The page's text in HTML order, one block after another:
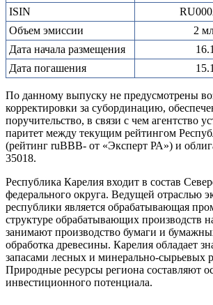
ISIN
Объем эмиссии
2
Дата начала размещения
Дата погашения
По данному выпуску не предусмотрены
корректировки за субординацию,
поручительство, в связи с чем агентство
паритет между текущим рейтингом
(рейтинг ruВВB- от «Эксперт РА») и
35018.
Республика Карелия входит в состав
федерального округа. Ведущей отраслью
республики является обрабатывающая
структуре обрабатывающих производств
занимают производство бумаги и
обработка древесины. Карелия обладает
запасами лесных и минерально-сырьевых
Природные ресурсы региона составляют
инвестиционного потенциала.